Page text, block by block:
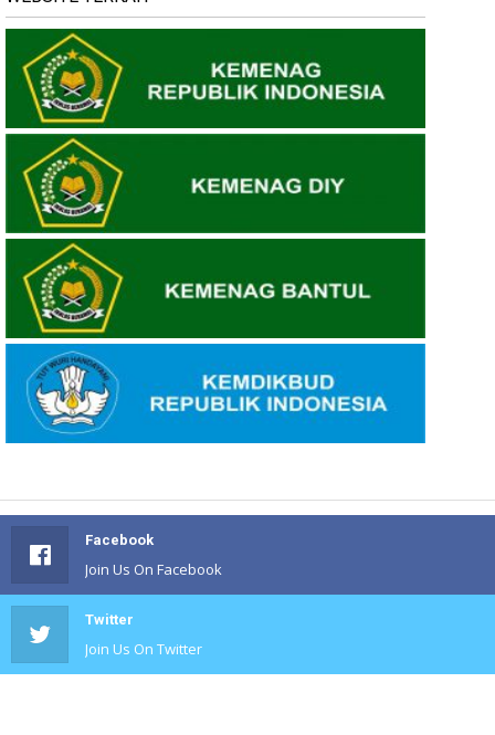
Facebook
Join Us On Facebook
Twitter
Join Us On Twitter